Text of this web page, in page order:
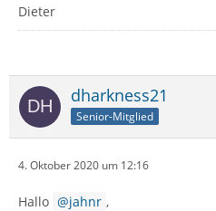
Dieter
dharkness21
Senior-Mitglied
4. Oktober 2020 um 12:16
Hallo jahnr ,